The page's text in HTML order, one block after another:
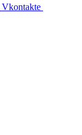
Vkontakte